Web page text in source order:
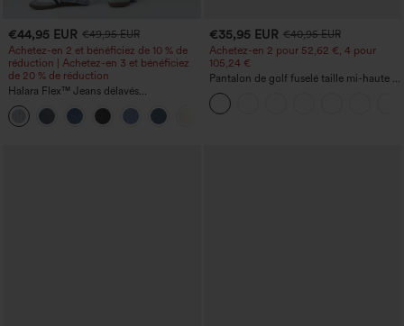
€44,95 EUR €49,95 EUR
Achetez-en 2 et bénéficiez de 10 % de
réduction | Achetez-en 3 et bénéficiez
de 20 % de réduction
Halara Flex™ Jeans délavés
décontractés, coupe baggy à jambe
large, taille basse asymétrique, poches
zippées
€35,95 EUR €40,95 EUR
Achetez-en 2 pour 52,62 €, 4 pour
105,24 €
Pantalon de golf fuselé taille mi-haute à
cordon, ourlet incurvé, séchage rapide,
avec poches — UPF40+